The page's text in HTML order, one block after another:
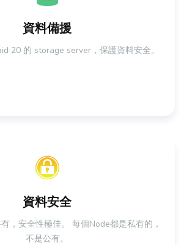
資料備援
20 的 storage server，保護資料安全。
資料安全
，安全性極佳。 每個Node都是私有的，
不是公有。